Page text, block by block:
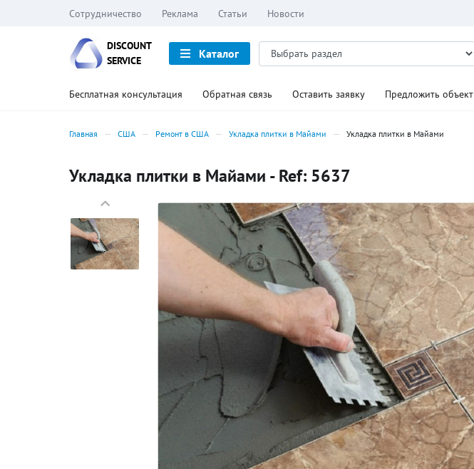
Сотрудничество Реклама Статьи Новости
DISCOUNT
SERVICE
Каталог
Бесплатная консультация Обратная связь Оставить заявку Предложить объект
Главная США Ремонт в США Укладка плитки в Майами Укладка плитки в Майами
Укладка плитки в Майами - Ref: 5637